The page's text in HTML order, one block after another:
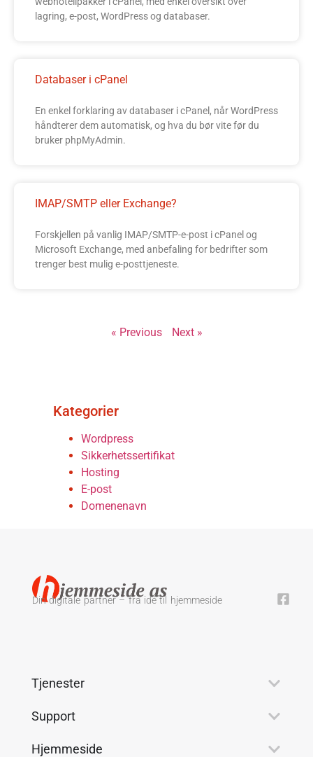
lagring, e-post, WordPress og databaser.
Databaser i cPanel
En enkel forklaring av databaser i cPanel, når WordPress
håndterer dem automatisk, og hva du bør vite før du
bruker phpMyAdmin.
IMAP/SMTP eller Exchange?
Forskjellen på vanlig IMAP/SMTP-e-post i cPanel og
Microsoft Exchange, med anbefaling for bedrifter som
trenger best mulig e-posttjeneste.
« Previous Next »
Kategorier
Wordpress
Sikkerhetssertifikat
Hosting
E-post
Domenenavn
Din digitale partner – fra idé til hjemmeside
Tjenester
Support
Hjemmeside